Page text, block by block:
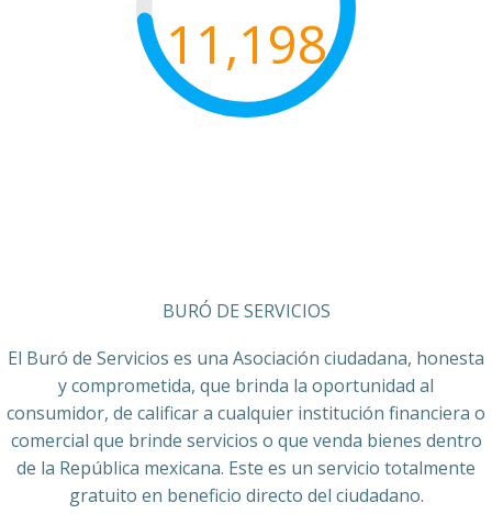
11,198
BURÓ DE SERVICIOS
El Buró de Servicios es una Asociación ciudadana, honesta
y comprometida, que brinda la oportunidad al
consumidor, de calificar a cualquier institución financiera o
comercial que brinde servicios o que venda bienes dentro
de la República mexicana. Este es un servicio totalmente
gratuito en beneficio directo del ciudadano.